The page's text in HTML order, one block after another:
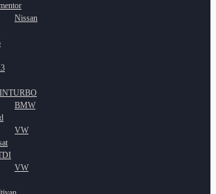
Nissan
BMW
VW
VW